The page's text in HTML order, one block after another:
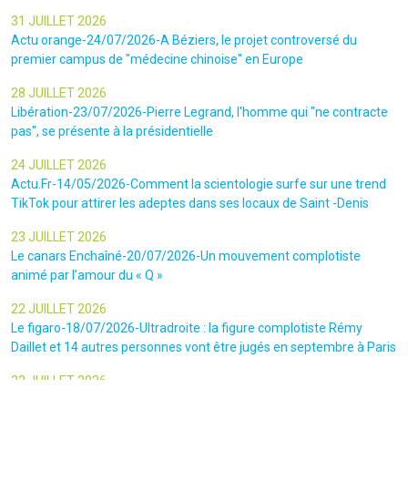
31 JUILLET 2026
Actu orange-24/07/2026-A Béziers, le projet controversé du
premier campus de "médecine chinoise" en Europe
28 JUILLET 2026
Libération-23/07/2026-Pierre Legrand, l'homme qui "ne contracte
pas", se présente à la présidentielle
24 JUILLET 2026
Actu.Fr-14/05/2026-Comment la scientologie surfe sur une trend
TikTok pour attirer les adeptes dans ses locaux de Saint -Denis
23 JUILLET 2026
Le canars Enchaîné-20/07/2026-Un mouvement complotiste
animé par l’amour du « Q »
22 JUILLET 2026
Le figaro-18/07/2026-Ultradroite : la figure complotiste Rémy
Daillet et 14 autres personnes vont être jugés en septembre à Paris
22 JUILLET 2026